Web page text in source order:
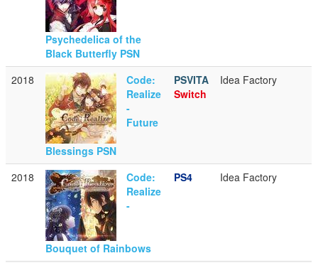
Psychedelica of the
Black Butterfly PSN
2018
Code:
Realize
-
Future
Blessings PSN
PSVITA
Switch
Idea Factory
2018
Code:
Realize
-
Bouquet of Rainbows
PS4 Idea Factory